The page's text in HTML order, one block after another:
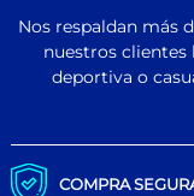
Nos respaldan más
nuestros clientes
deportiva o
COMPRA